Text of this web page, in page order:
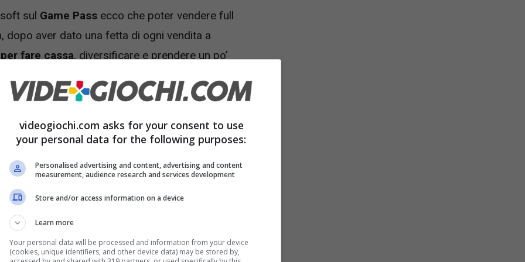
sul Game Pass ecco che poter vendere full
dopo aver dato una fetta di ogni vendita a
fare cassa, diversificare e prendere un po’
il contrario è vero, anche se al momento
perché ora su PS5 arriva un nuovo grande
gioco Microsoft in arrivo su
portare quanti più esclusive possibili anche
le proprie IP a quante più persone
Proprio questo mese di agosto 2025 ad
videogiochi.com asks for your consent to use
your personal data for the following purposes:
Personalised advertising and content, advertising and content
measurement, audience research and services development
Store and/or access information on a device
Learn more
Your personal data will be processed and information from your device
(cookies, unique identifiers, and other device data) may be stored by,